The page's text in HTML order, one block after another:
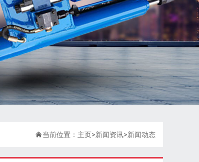
当前位置： 主页>新闻资讯>新闻动态